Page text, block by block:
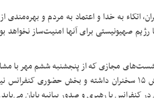
اتکاء به خدا و اعتماد به مردم و
صهیونیستی برای آنها امنیت‌ساز نخواهد
۱۱ مهر (۱۷ ربیع الاول) آخرین روز آن خواهد بود که هر یک از ۱۶ وبینار این بخش